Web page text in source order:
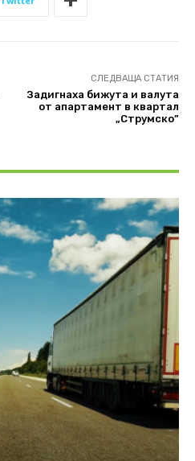
СЛЕДВАЩА СТАТИЯ
Задигнаха бижута и валута
от апартамент в квартал
„Струмско”